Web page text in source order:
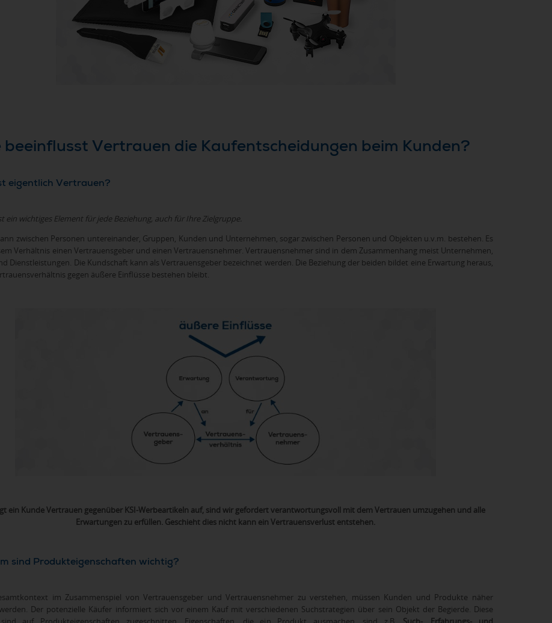
beeinflusst Vertrauen die Kaufentscheidungen beim Kunden?
eigentlich Vertrauen?
ein wichtiges Element für jede Beziehung, auch für Ihre Zielgruppe.
zwischen Personen untereinander, Gruppen, Kunden und Unternehmen, sogar zwischen Personen und Objekten u.v.m. bestehen. Es
Verhältnis einen Vertrauensgeber und einen Vertrauensnehmer. Vertrauensnehmer sind in dem Zusammenhang meist Unternehmen,
Dienstleistungen. Die Kundschaft kann als Vertrauensgeber bezeichnet werden. Die Beziehung der beiden bildet eine Erwartung heraus,
gegen äußere Einflüsse bestehen bleibt.
ein Kunde Vertrauen gegenüber KSI-Werbeartikeln auf, sind wir gefordert verantwortungsvoll mit dem Vertrauen umzugehen und alle
Erwartungen zu erfüllen. Geschieht dies nicht kann ein Vertrauensverlust entstehen.
sind Produkteigenschaften wichtig?
im Zusammenspiel von Vertrauensgeber und Vertrauensnehmer zu verstehen, müssen Kunden und Produkte näher
Der potenzielle Käufer informiert sich vor einem Kauf mit verschiedenen Suchstrategien über sein Objekt der Begierde. Diese